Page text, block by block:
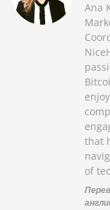
Ana
that
of